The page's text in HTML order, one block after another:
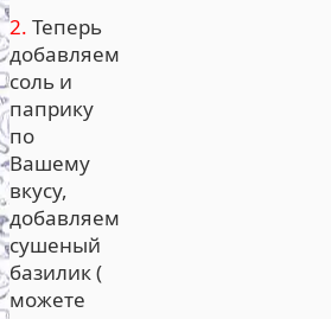
2. Теперь
добавляем
соль и
паприку
по
Вашему
вкусу,
добавляем
сушеный
базилик (
можете